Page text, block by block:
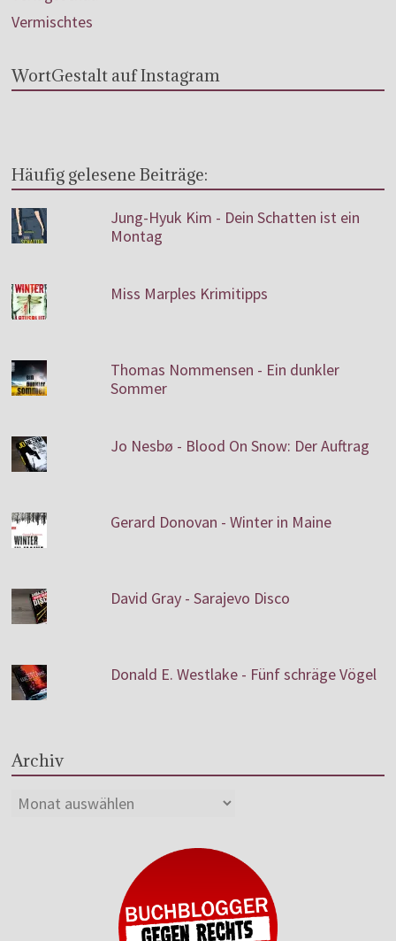
Vermischtes
WortGestalt auf Instagram
Häufig gelesene Beiträge:
Jung-Hyuk Kim - Dein Schatten ist ein
Montag
Miss Marples Krimitipps
Thomas Nommensen - Ein dunkler
Sommer
Jo Nesbø - Blood On Snow: Der Auftrag
Gerard Donovan - Winter in Maine
David Gray - Sarajevo Disco
Donald E. Westlake - Fünf schräge Vögel
Archiv